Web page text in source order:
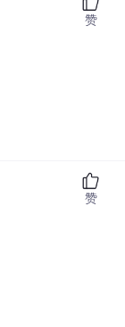
赞
赞